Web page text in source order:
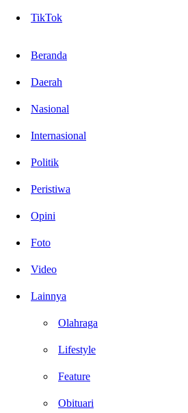
TikTok
Beranda
Daerah
Nasional
Internasional
Politik
Peristiwa
Opini
Foto
Video
Lainnya
Olahraga
Lifestyle
Feature
Obituari